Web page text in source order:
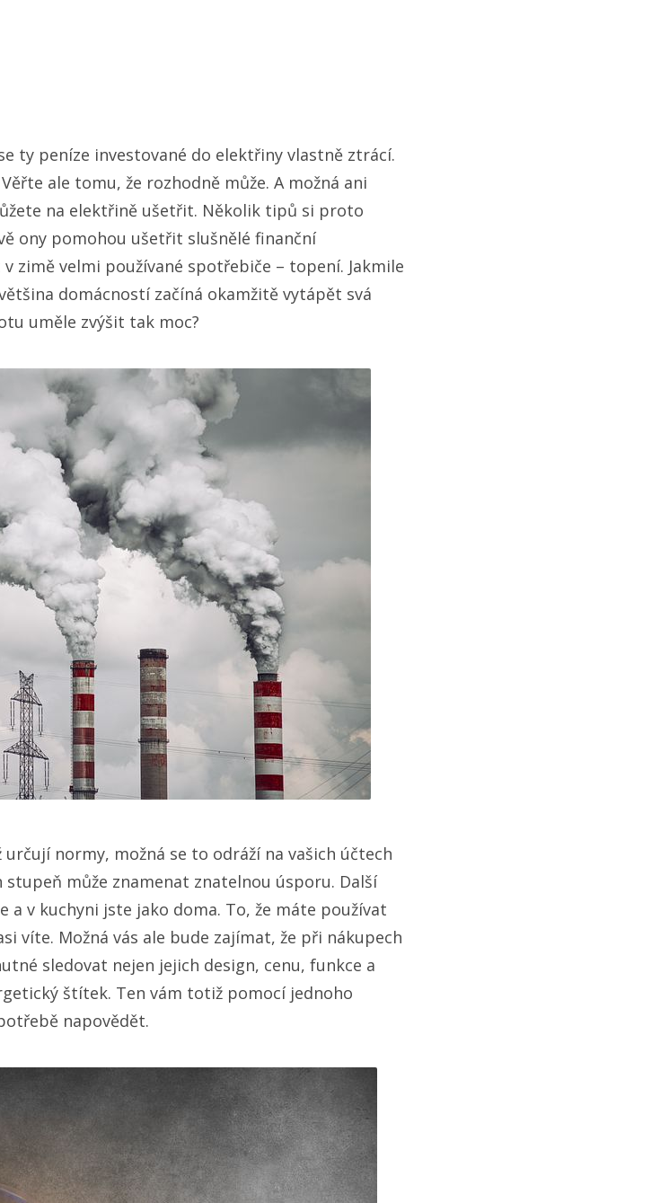
ty peníze investované do elektřiny vlastně ztrácí.
ale tomu, že rozhodně může. A možná ani
na elektřině ušetřit. Několik tipů si proto
ony pomohou ušetřit slušnělé finanční
zimě velmi používané spotřebiče – topení. Jakmile
domácností začíná okamžitě vytápět svá
uměle zvýšit tak moc?
normy, možná se to odráží na vašich účtech
stupeň může znamenat znatelnou úsporu. Další
v kuchyni jste jako doma. To, že máte používat
víte. Možná vás ale bude zajímat, že při nákupech
sledovat nejen jejich design, cenu, funkce a
štítek. Ten vám totiž pomocí jednoho
napovědět.